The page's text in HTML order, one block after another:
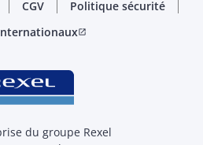
CGV
Politique sécurité
open_in_new
du groupe Rexel